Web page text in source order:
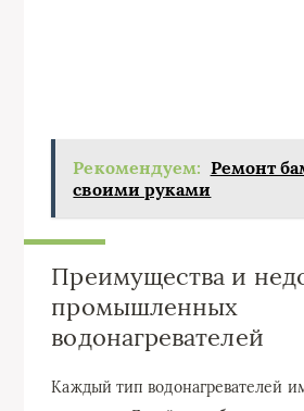
Рекомендуем: Ремонт
своими руками
Преимущества и
промышленных
водонагревателей
Каждый тип водонагревателей